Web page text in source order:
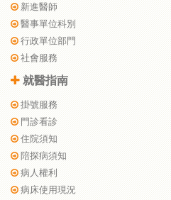
新進醫師
醫事單位科別
行政單位部門
社會服務
就醫指南
掛號服務
門診看診
住院須知
陪探病須知
病人權利
病床使用現況